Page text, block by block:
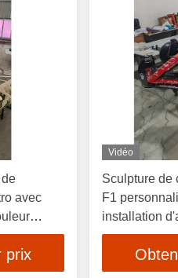
avec
de miroir
prix
Vidéo
Sculpture de
F1
installation
chaleur